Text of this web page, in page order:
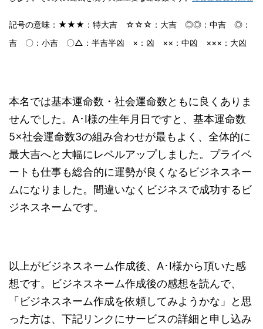
記号の意味：★★★：特大吉 ☆☆☆：大吉 ◎◎：中吉 ◎：
吉 〇：小吉 〇△：半吉半凶 ×：凶 ××：中凶 ×××：大凶
本名では基本運命数・社会運命数ともに良くありま
せんでした。A･I様の生年月日ですと、基本運命数
5×社会運命数3の組み合わせが最もよく、全体的に
最大吉へと大幅にレベルアップしました。プライベ
ートも仕事も総合的に運勢が良くなるビジネスネー
ムになりました。間違いなくビジネスで成功するビ
ジネスネームです。
以上がビジネスネーム作成後、A･I様から頂いた感
想です。ビジネスネーム作成後の感想を読んで、
「ビジネスネーム作成を依頼してみようかな」と思
った方は、下記リンクにサービスの詳細と申し込み